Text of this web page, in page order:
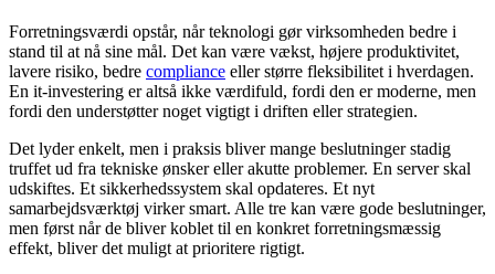
Forretningsværdi opstår, når teknologi gør virksomheden bedre i
stand til at nå sine mål. Det kan være vækst, højere produktivitet,
lavere risiko, bedre compliance eller større fleksibilitet i hverdagen.
En it-investering er altså ikke værdifuld, fordi den er moderne, men
fordi den understøtter noget vigtigt i driften eller strategien.
Det lyder enkelt, men i praksis bliver mange beslutninger stadig
truffet ud fra tekniske ønsker eller akutte problemer. En server skal
udskiftes. Et sikkerhedssystem skal opdateres. Et nyt
samarbejdsværktøj virker smart. Alle tre kan være gode beslutninger,
men først når de bliver koblet til en konkret forretningsmæssig
effekt, bliver det muligt at prioritere rigtigt.